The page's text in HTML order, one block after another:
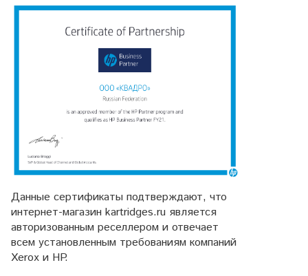
Данные сертификаты подтверждают, что
интернет-магазин kartridges.ru является
авторизованным реселлером и отвечает
всем установленным требованиям компаний
Xerox и HP.